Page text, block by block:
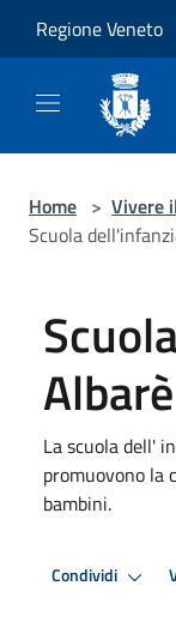
Regione Veneto
Home > Vivere
Scuola
La scuola dell'
promuovono la
bambini.
Condividi